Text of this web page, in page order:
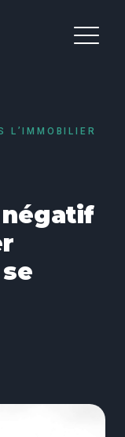
L’IMMOBILIER
négatif